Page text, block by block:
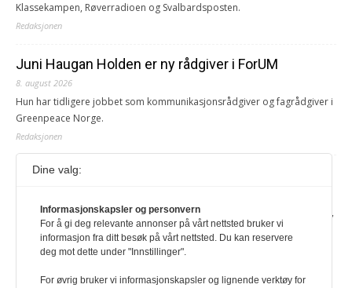
Klassekampen, Røverradioen og Svalbardsposten.
Redaksjonen
Juni Haugan Holden er ny rådgiver i ForUM
8. august 2026
Hun har tidligere jobbet som kommunikasjonsrådgiver og fagrådgiver i
Greenpeace Norge.
Redaksjonen
Journalist fra Vietnam idømt 7 års fengsel
Kommunistpartiet i Vietnam har total kontroll over alle offisielle medier,
aviser, TV- og radiokanaler. For å lese denne må du ha abonnement
Logg inn her Ny abonnent? Velg Årsabonnement, Månedsabonnement
og bedrifter.
Dine valg:
Informasjonskapsler og personvern
For å gi deg relevante annonser på vårt nettsted bruker vi
informasjon fra ditt besøk på vårt nettsted. Du kan reservere
deg mot dette under "Innstillinger".
For øvrig bruker vi informasjonskapsler og lignende verktøy for